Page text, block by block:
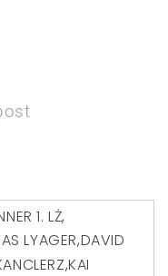
1. LŻ,
LYAGER,DAVID
,KAI